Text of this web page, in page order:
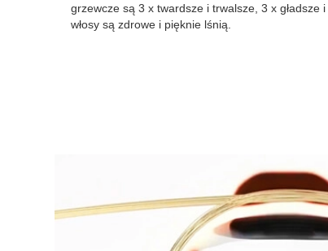
grzewcze są 3 x twardsze i trwalsze, 3 x gładsze
włosy są zdrowe i pięknie lśnią.